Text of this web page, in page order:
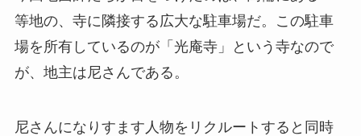
等地の、寺に隣接する広大な駐車場だ。この駐車
場を所有しているのが「光庵寺」という寺なので
が、地主は尼さんである。
尼さんになりすます人物をリクルートすると同時